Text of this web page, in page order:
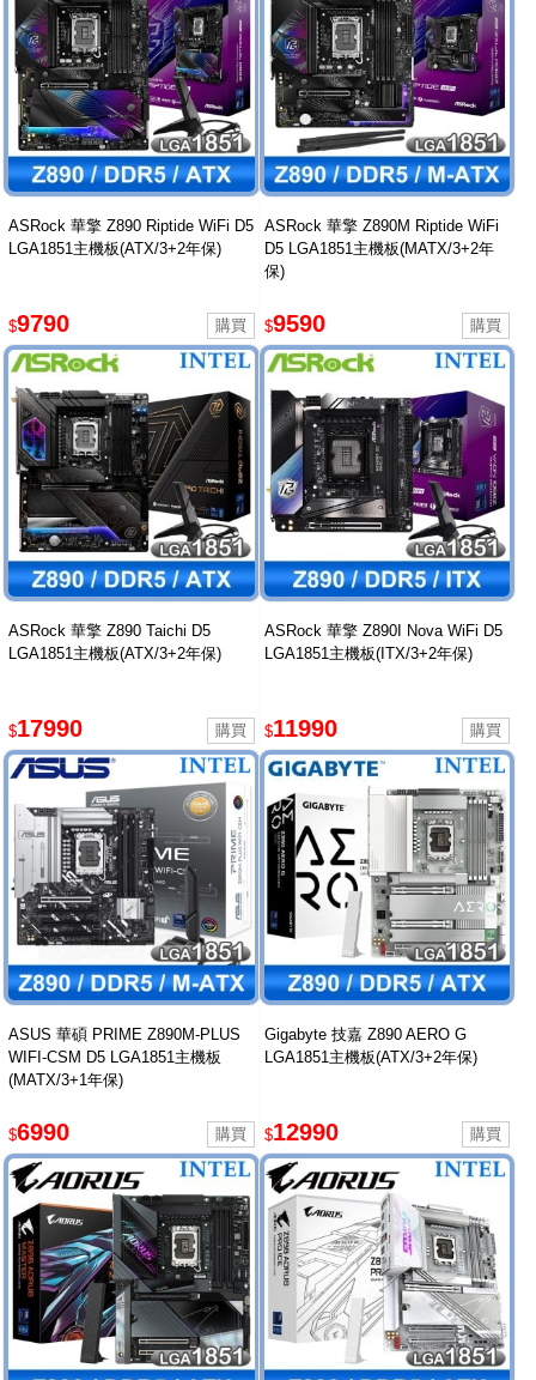
ASRock 華擎 Z890 Riptide WiFi D5
LGA1851主機板(ATX/3+2年保)
$9790
ASRock 華擎 Z890M Riptide WiFi
D5 LGA1851主機板(MATX/3+2年
保)
$9590
ASRock 華擎 Z890 Taichi D5
LGA1851主機板(ATX/3+2年保)
$17990
ASRock 華擎 Z890I Nova WiFi D5
LGA1851主機板(ITX/3+2年保)
$11990
ASUS 華碩 PRIME Z890M-PLUS
WIFI-CSM D5 LGA1851主機板
(MATX/3+1年保)
$6990
Gigabyte 技嘉 Z890 AERO G
LGA1851主機板(ATX/3+2年保)
$12990